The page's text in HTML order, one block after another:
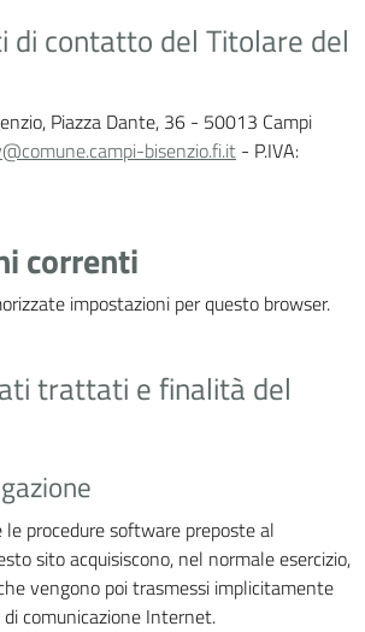
di contatto del Titolare del
Piazza Dante, 36 - 50013 Campi
bisenzio.fi.it - P.IVA:
correnti
impostazioni per questo browser.
trattati e finalità del
procedure software preposte al
sito acquisiscono, nel normale esercizio,
vengono poi trasmessi implicitamente
comunicazione Internet.